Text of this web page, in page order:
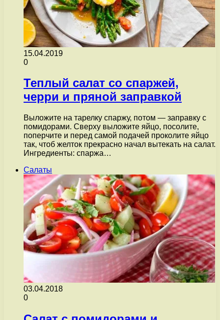
15.04.2019
0
Теплый салат со спаржей,
черри и пряной заправкой
Выложите на тарелку спаржу, потом — заправку с
помидорами. Сверху выложите яйцо, посолите,
поперчите и перед самой подачей проколите яйцо
так, чтоб желток прекрасно начал вытекать на салат.
Ингредиенты: спаржа…
Салаты
03.04.2018
0